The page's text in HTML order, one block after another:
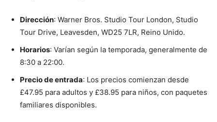
Dirección: Warner Bros. Studio Tour London, Studio
Tour Drive, Leavesden, WD25 7LR, Reino Unido.
Horarios: Varían según la temporada, generalmente de
8:30 a 22:00.
Precio de entrada: Los precios comienzan desde
£47.95 para adultos y £38.95 para niños, con paquetes
familiares disponibles.